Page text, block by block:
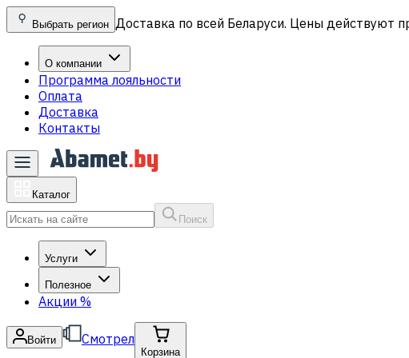
Выбрать регион Доставка по всей Беларуси. Цены действуют
О компании
Программа лояльности
Оплата
Доставка
Контакты
Каталог
Поиск
Услуги
Полезное
Акции %
Войти Смотрел
Корзина